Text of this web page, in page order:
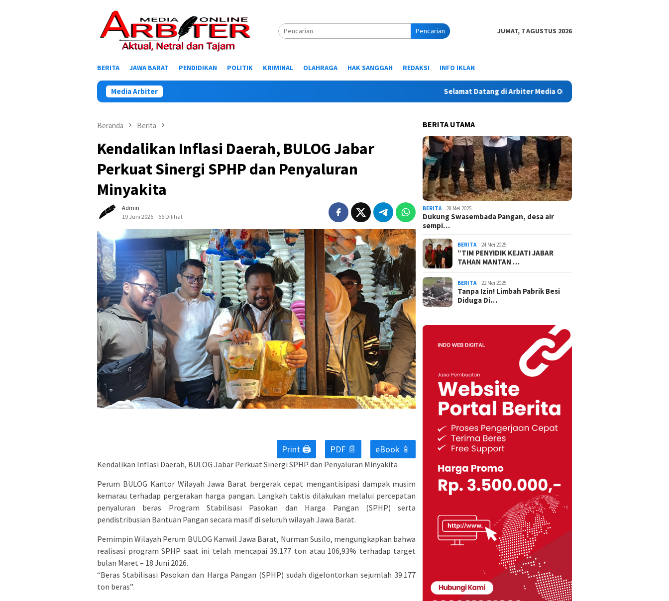
Pencarian JUMAT, 7 AGUSTUS 2026
BERITA JAWA BARAT PENDIDIKAN POLITIK KRIMINAL OLAHRAGA HAK SANGGAH REDAKSI INFO IKLAN
Media Arbiter Selamat Datang di Arbiter Media Online - Aktual, Netral dan Tajam
Beranda Berita
Kendalikan Inflasi Daerah, BULOG Jabar
Perkuat Sinergi SPHP dan Penyaluran
Minyakita
Admin
19 Juni 2026
66 Dilihat
Print 🖨 PDF 📄 eBook 📱
Kendalikan Inflasi Daerah, BULOG Jabar Perkuat Sinergi SPHP dan Penyaluran Minyakita
Perum BULOG Kantor Wilayah Jawa Barat bergerak cepat mengantisipasi dampak musim
kemarau terhadap pergerakan harga pangan. Langkah taktis dilakukan melalui percepatan
penyaluran beras Program Stabilisasi Pasokan dan Harga Pangan (SPHP) serta
pendistribusian Bantuan Pangan secara masif di seluruh wilayah Jawa Barat.
Pemimpin Wilayah Perum BULOG Kanwil Jawa Barat, Nurman Susilo, mengungkapkan bahwa
realisasi program SPHP saat ini telah mencapai 39.177 ton atau 106,93% terhadap target
bulan Maret – 18 Juni 2026.
“Beras Stabilisasi Pasokan dan Harga Pangan (SPHP) sudah digelontorkan sejumlah 39.177
ton beras”.
BERITA UTAMA
BERITA 28 Mei 2025
Dukung Swasembada Pangan, desa air
sempi…
BERITA 24 Mei 2025
“TIM PENYIDIK KEJATI JABAR
TAHAN MANTAN …
BERITA 22 Mei 2025
Tanpa Izin! Limbah Pabrik Besi
Diduga Di…